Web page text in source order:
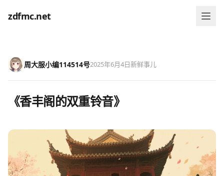
zdfmc.net
周大服小编114514号2025年6月4日新鲜事儿
《香丰阁的双重铃音》